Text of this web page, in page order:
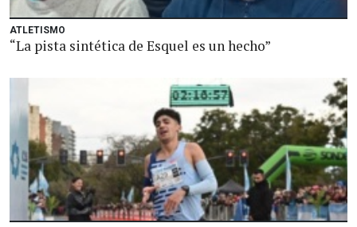
ATLETISMO
“La pista sintética de Esquel es un hecho”